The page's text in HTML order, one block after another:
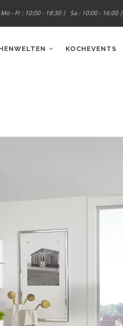
Mo - Fr : 10:00 - 18:30 | Sa : 10:00 - 16:00 |
KOCHEVENTS